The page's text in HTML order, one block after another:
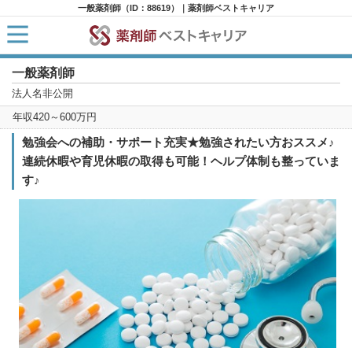
一般薬剤師（ID：88619）｜薬剤師ベストキャリア
一般薬剤師
法人名非公開
年収420～600万円
勉強会への補助・サポート充実★勉強されたい方おススメ♪
連続休暇や育児休暇の取得も可能！ヘルプ体制も整っていま
す♪
HOME
求人検索
新着求人
求人ランキング
キャリアアドバイザー紹介
コラム
転職支援サービスに申し込む